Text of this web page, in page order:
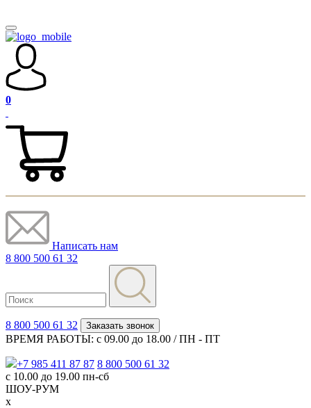
0
Написать нам
8 800 500 61 32
8 800 500 61 32 Заказать звонок
ВРЕМЯ РАБОТЫ: с 09.00 до 18.00 / ПН - ПТ
+7 985 411 87 87 8 800 500 61 32
с 10.00 до 19.00 пн-сб
ШОУ-РУМ
x